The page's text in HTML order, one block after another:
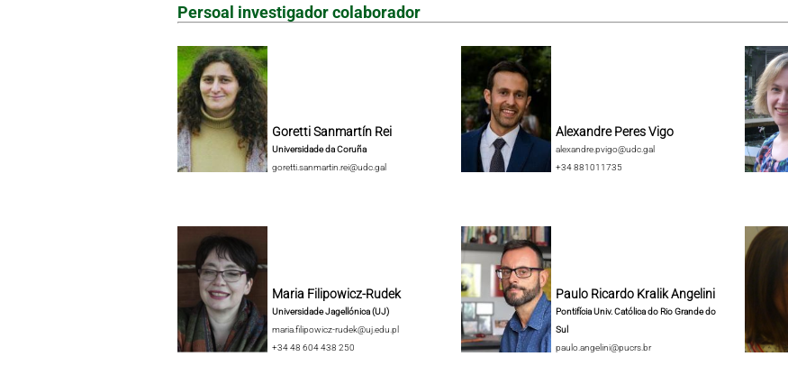
Persoal investigador colaborador
Goretti Sanmartín Rei
Universidade da Coruña
goretti.sanmartin.rei@udc.gal
Alexandre Peres Vigo
alexandre.pvigo@udc.gal
+34 881011735
Maria Filipowicz-Rudek
Universidade Jagellónica (UJ)
maria.filipowicz-rudek@uj.edu.pl
+34 48 604 438 250
Paulo Ricardo Kralik Angelini
Pontifícia Univ. Católica do Rio Grande do
Sul
paulo.angelini@pucrs.br